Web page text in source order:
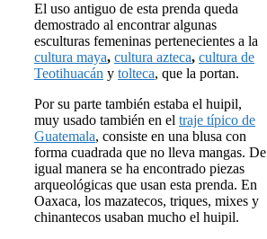
El uso antiguo de esta prenda queda
demostrado al encontrar algunas
esculturas femeninas pertenecientes a la
cultura maya, cultura azteca, cultura de
Teotihuacán y tolteca, que la portan.
Por su parte también estaba el huipil,
muy usado también en el traje típico de
Guatemala, consiste en una blusa con
forma cuadrada que no lleva mangas. De
igual manera se ha encontrado piezas
arqueológicas que usan esta prenda. En
Oaxaca, los mazatecos, triques, mixes y
chinantecos usaban mucho el huipil.